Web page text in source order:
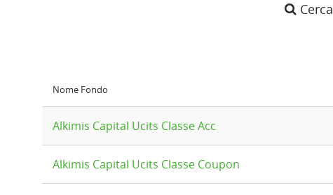
Cerca
Nome Fondo
Alkimis Capital Ucits Classe Acc
Alkimis Capital Ucits Classe Coupon